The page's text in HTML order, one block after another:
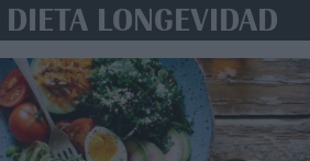
LONGEVIDAD